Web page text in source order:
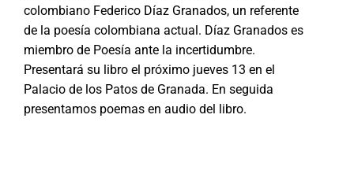
colombiano Federico Díaz Granados, un referente
de la poesía colombiana actual. Díaz Granados es
miembro de Poesía ante la incertidumbre.
Presentará su libro el próximo jueves 13 en el
Palacio de los Patos de Granada. En seguida
presentamos poemas en audio del libro.